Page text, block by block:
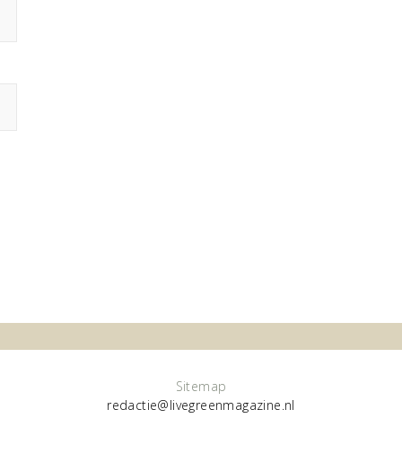
Sitemap
redactie@livegreenmagazine.nl